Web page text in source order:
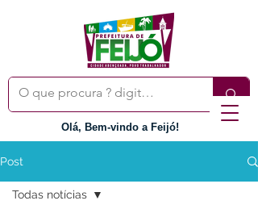
Olá, Bem-vindo a Feijó!
Post
Todas notícias